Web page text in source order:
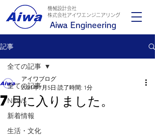
Aiwa Engineering
機械設計会社
​株式会社アイワエンジニアリング
記事
全ての記事
NEWS
新着情報
生活・文化
全ての記事
7月に入りました。
アイワブログ
2021年7月5日 読了時間: 1分